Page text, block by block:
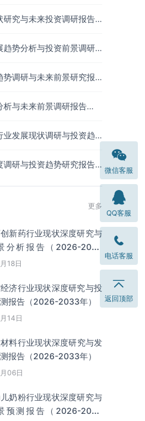
究与未来投资调研报告
势分析与投资前景调研
调研与未来前景研究报
析与未来前景调研报告
发展现状调研与投资趋
研与投资趋势研究报告
更多
新药行业现状深度研究与
分析报告（2026-2033
18日
济行业现状深度研究与投
报告（2026-2033年）
14日
料‌‌‌行业现状深度研究与发
报告（2026-2033年）
06日
奶粉行业现状深度研究与
预测报告（2026-2033
微信客服
QQ客服
电话客服
返回顶部